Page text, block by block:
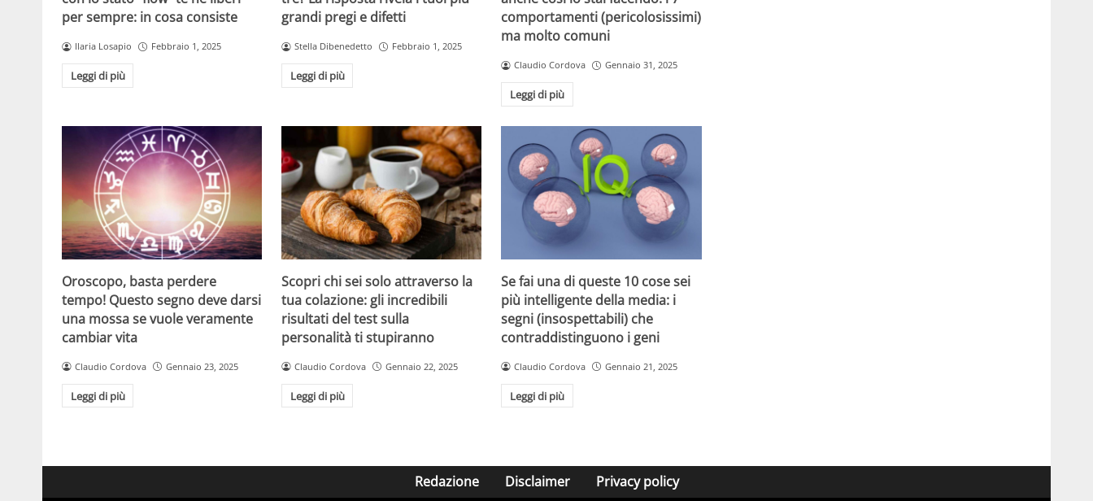
per sempre: in cosa consiste
Ilaria Losapio Febbraio 1, 2025
Leggi di più
grandi pregi e difetti
Stella Dibenedetto Febbraio 1, 2025
Leggi di più
comportamenti (pericolosissimi)
ma molto comuni
Claudio Cordova Gennaio 31, 2025
Leggi di più
Oroscopo, basta perdere
tempo! Questo segno deve darsi
una mossa se vuole veramente
cambiar vita
Claudio Cordova Gennaio 23, 2025
Leggi di più
Scopri chi sei solo attraverso la
tua colazione: gli incredibili
risultati del test sulla
personalità ti stupiranno
Claudio Cordova Gennaio 22, 2025
Leggi di più
Se fai una di queste 10 cose sei
più intelligente della media: i
segni (insospettabili) che
contraddistinguono i geni
Claudio Cordova Gennaio 21, 2025
Leggi di più
Redazione Disclaimer Privacy policy